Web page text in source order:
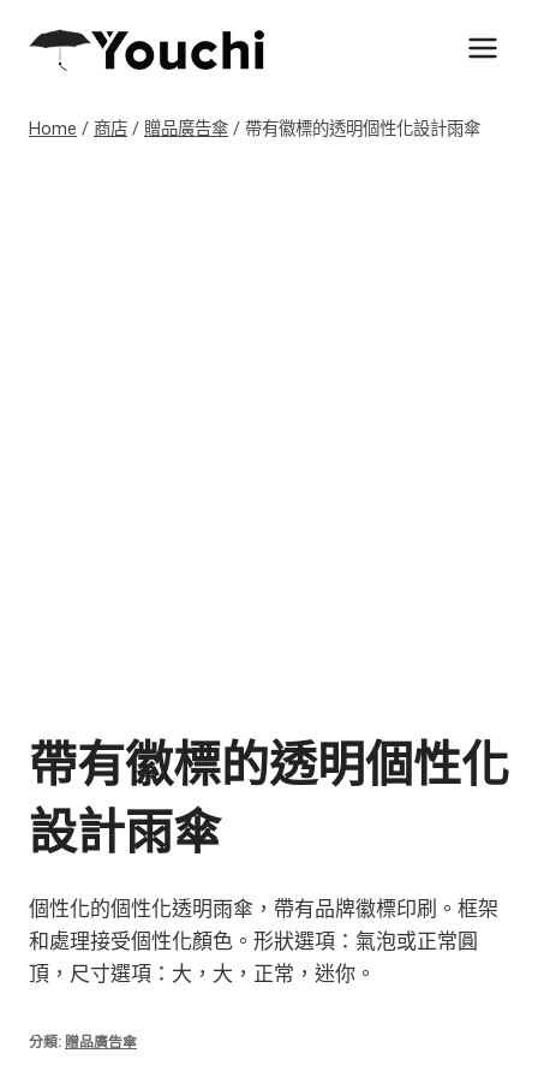
Home / 商店 / 贈品廣告傘 / 帶有徽標的透明個性化設計雨傘
帶有徽標的透明個性化
設計雨傘
個性化的個性化透明雨傘，帶有品牌徽標印刷。框架
和處理接受個性化顏色。形狀選項：氣泡或正常圓
頂，尺寸選項：大，大，正常，迷你。
分類: 贈品廣告傘